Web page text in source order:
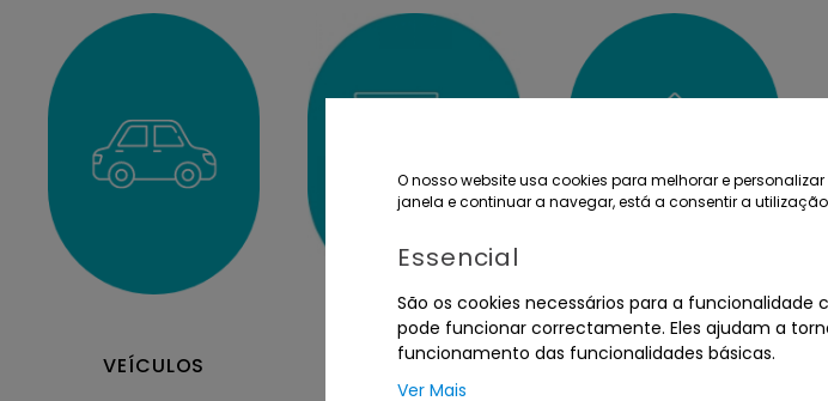
O nosso website usa cookies para melhorar e
janela e continuar a navegar, está a consentir a
Essencial
São os cookies necessários para a funcionalidade
pode funcionar correctamente. Eles ajudam a
funcionamento das funcionalidades básicas.
Ver Mais
VEÍCULOS IMÓVEIS MOBILIÁRIO